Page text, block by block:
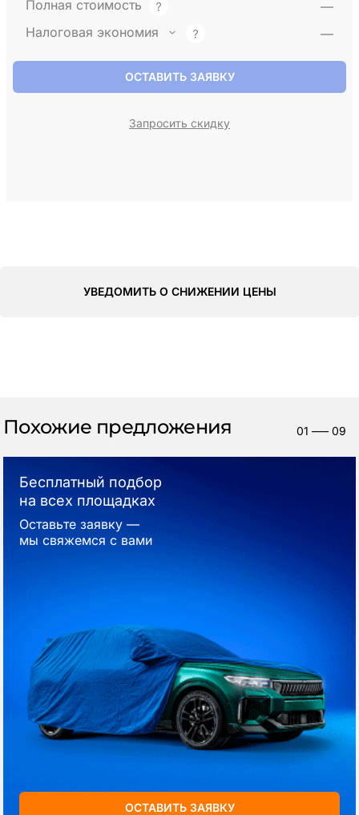
Полная стоимость
—
Налоговая экономия
—
ОСТАВИТЬ ЗАЯВКУ
Запросить скидку
УВЕДОМИТЬ О СНИЖЕНИИ ЦЕНЫ
Похожие предложения 01 —– 09
Бесплатный подбор
на всех площадках
Оставьте заявку —
мы свяжемся с вами
ОСТАВИТЬ ЗАЯВКУ